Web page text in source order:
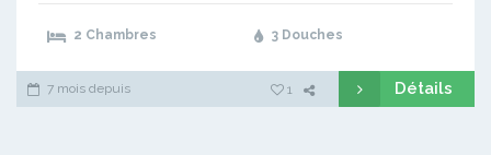
2 Chambres 3 Douches
7 mois depuis 1 Détails